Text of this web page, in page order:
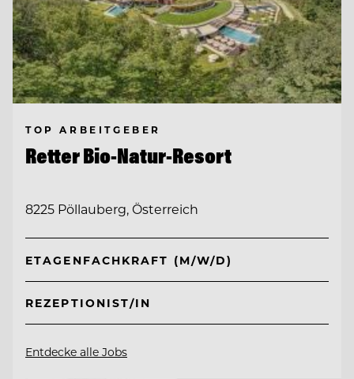
TOP ARBEITGEBER
Retter Bio-Natur-Resort
8225 Pöllauberg, Österreich
ETAGENFACHKRAFT (M/W/D)
REZEPTIONIST/IN
Entdecke alle Jobs